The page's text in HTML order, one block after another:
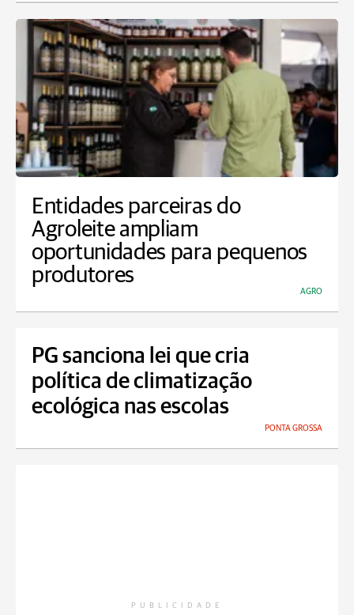
Entidades parceiras do
Agroleite ampliam
oportunidades para pequenos
produtores
AGRO
PG sanciona lei que cria
política de climatização
ecológica nas escolas
PONTA GROSSA
PUBLICIDADE